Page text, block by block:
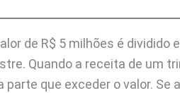
de R$ 5 milhões é
Quando a receita de um
que exceder o valor. Se